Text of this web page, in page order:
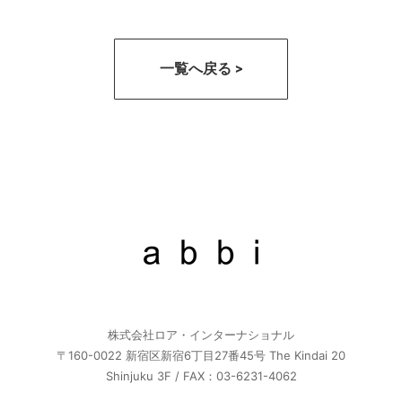
一覧へ戻る >
株式会社ロア・インターナショナル
〒160-0022 新宿区新宿6丁目27番45号 The Kindai 20
Shinjuku 3F / FAX：03-6231-4062